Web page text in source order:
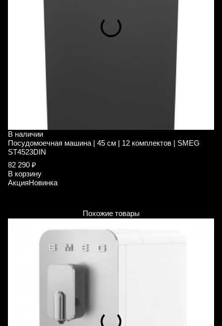
В наличии
Посудомоечная машина | 45 см | 12 комплектов | SMEG
ST4523DIN
82 290 ₽
В корзину
АкцияНовинка
Похожие товары